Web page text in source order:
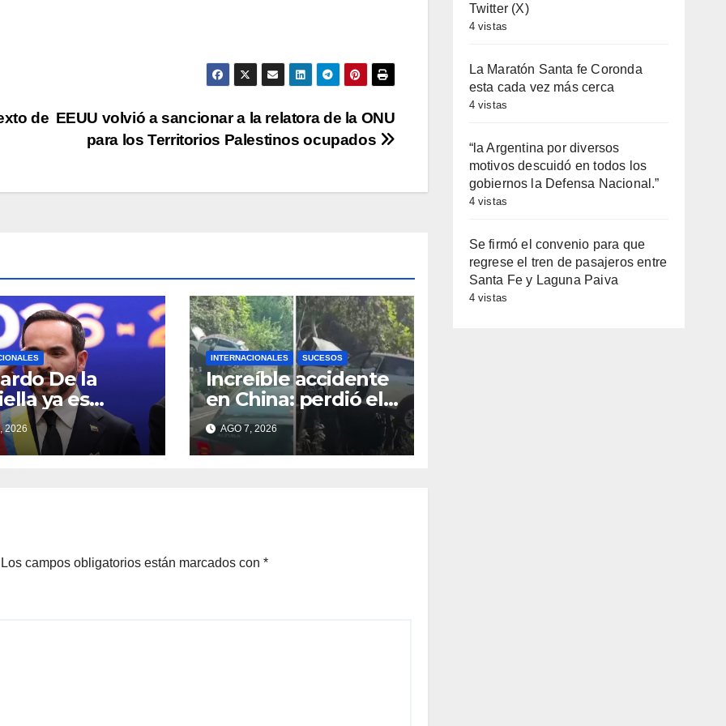
EEUU volvió a sancionar a la relatora de la ONU
para los Territorios Palestinos ocupados
de
De la
ya es
de
2026
INTERNACIONALES SUCESOS
Increíble accidente
en China: perdió el
control y el auto
terminó incrustado
en un árbol
AGO 7, 2026
Los campos obligatorios están marcados con *
Twitter (X)
4 vistas
La Maratón Santa fe Coronda
esta cada vez más cerca
4 vistas
“la Argentina por diversos
motivos descuidó en todos los
gobiernos la Defensa Nacional.”
4 vistas
Se firmó el convenio para que
regrese el tren de pasajeros entre
Santa Fe y Laguna Paiva
4 vistas